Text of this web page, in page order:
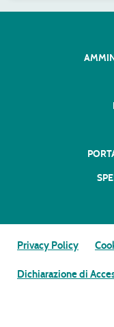
Privacy Policy
Dichiarazione di